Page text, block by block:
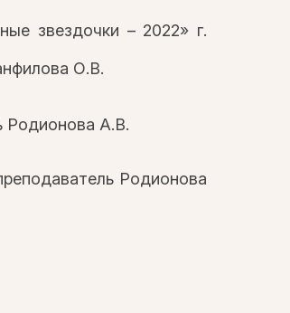
звездочки – 2022» г.
О.В.
Родионова А.В.
Родионова